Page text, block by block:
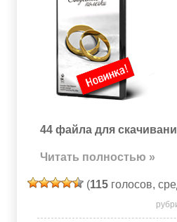
44 файла для
Читать полностью »
(115 голосов,